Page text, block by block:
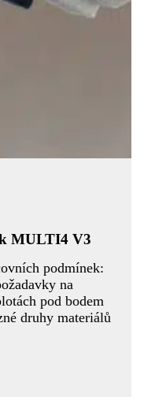
MULTI4 V3
podmínek:
na
pod bodem
druhy materiálů